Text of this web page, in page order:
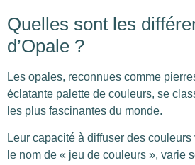
Quelles sont les
d’Opale ?
Les opales, reconnues comme
éclatante palette de couleurs, se
les plus fascinantes du monde.
Leur capacité à diffuser des
le nom de « jeu de couleurs », varie